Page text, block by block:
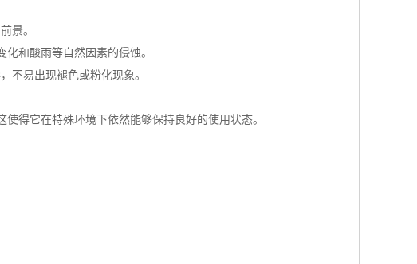
景。
和酸雨等自然因素的侵蚀。
不易出现褪色或粉化现象。
得它在特殊环境下依然能够保持良好的使用状态。